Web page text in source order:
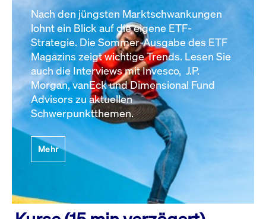
Nach den jüngsten Marktschwankungen
lohnt ein Blick auf die eigene ETF-
Strategie. Die Sommer-Ausgabe des ETF
Magazins zeigt wichtige Trends. Lesen Sie
auch die Interviews mit Invesco, J.P.
Morgan, vanEck und Dimensional Fund
Advisors zu aktuellen
Schwerpunktthemen.
Mehr